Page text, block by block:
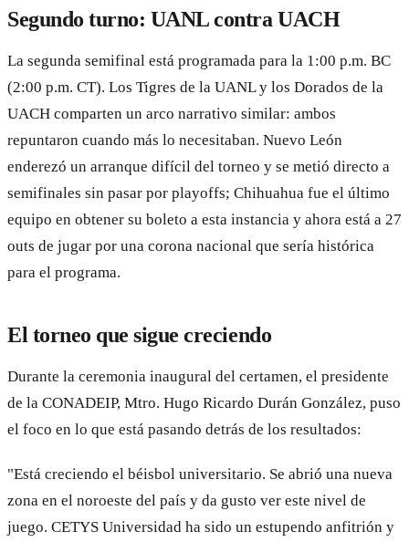
Segundo turno: UANL contra UACH
La segunda semifinal está programada para la 1:00 p.m. BC
(2:00 p.m. CT). Los Tigres de la UANL y los Dorados de la
UACH comparten un arco narrativo similar: ambos
repuntaron cuando más lo necesitaban. Nuevo León
enderezó un arranque difícil del torneo y se metió directo a
semifinales sin pasar por playoffs; Chihuahua fue el último
equipo en obtener su boleto a esta instancia y ahora está a 27
outs de jugar por una corona nacional que sería histórica
para el programa.
El torneo que sigue creciendo
Durante la ceremonia inaugural del certamen, el presidente
de la CONADEIP, Mtro. Hugo Ricardo Durán González, puso
el foco en lo que está pasando detrás de los resultados:
"Está creciendo el béisbol universitario. Se abrió una nueva
zona en el noroeste del país y da gusto ver este nivel de
juego. CETYS Universidad ha sido un estupendo anfitrión y